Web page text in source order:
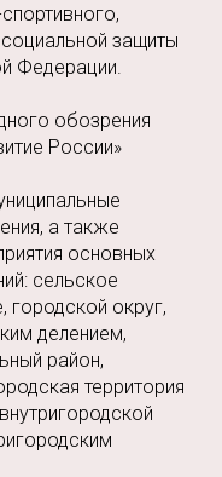
защиты
Федерации.
обозрения
России»
а также
основных
сельское
городской округ,
делением,
район,
территория